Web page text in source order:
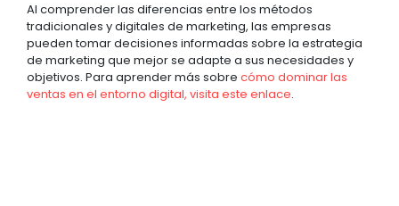
Al comprender las diferencias entre los métodos
tradicionales y digitales de marketing, las empresas
pueden tomar decisiones informadas sobre la estrategia
de marketing que mejor se adapte a sus necesidades y
objetivos. Para aprender más sobre cómo dominar las
ventas en el entorno digital, visita este enlace.